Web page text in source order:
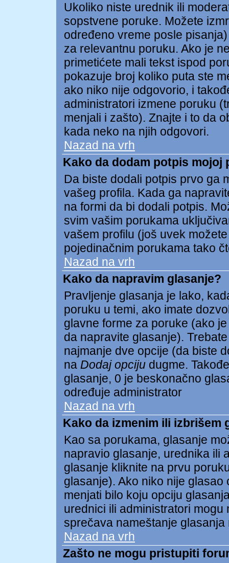
Ukoliko niste urednik ili
sopstvene poruke. Možete
određeno vreme posle
za relevantnu poruku. Ako je
primetićete mali tekst ispod
pokazuje broj koliko puta ste
ako niko nije odgovorio, i
administratori izmene poruku
menjali i zašto). Znajte i to da
kada neko na njih odgovori.
Nazad na vrh
Kako da dodam potpis mojoj
Da biste dodali potpis prvo ga
vašeg profila. Kada ga
na formi da bi dodali potpis.
svim vašim porukama
vašem profilu (još uvek
pojedinačnim porukama tako
Nazad na vrh
Kako da napravim glasanje?
Pravljenje glasanja je lako,
poruku u temi, ako imate
glavne forme za poruke (ako
da napravite glasanje).
najmanje dve opcije (da biste
na Dodaj opciju dugme.
glasanje, 0 je beskonačno
određuje administrator
Nazad na vrh
Kako da izmenim ili izbrišem
Kao sa porukama, glasanje
napravio glasanje, urednika ili
glasanje kliknite na prvu
glasanje). Ako niko nije
menjati bilo koju opciju
urednici ili administratori
sprečava nameštanje
Nazad na vrh
Zašto ne mogu pristupiti